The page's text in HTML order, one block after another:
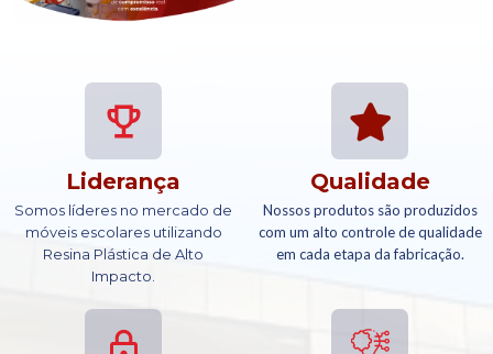
Liderança
Somos líderes no mercado de
móveis escolares utilizando
Resina Plástica de Alto
Impacto.
Qualidade
Nossos produtos são produzidos
com um alto controle de qualidade
em cada etapa da fabricação.